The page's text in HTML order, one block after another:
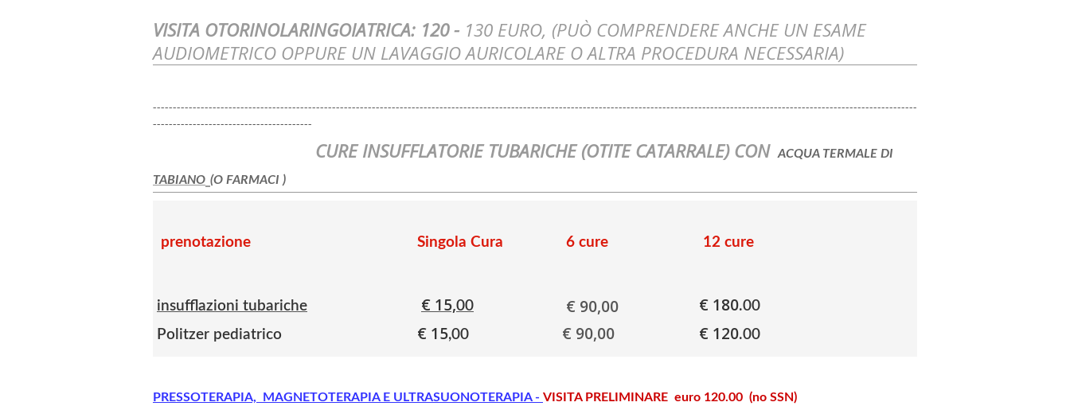
VISITA OTORINOLARINGOIATRICA: 120 - 130 EURO, (PUÒ COMPRENDERE ANCHE UN ESAME
AUDIOMETRICO OPPURE UN LAVAGGIO AURICOLARE O ALTRA PROCEDURA NECESSARIA)
------------------------------------------------------------------------------------------------------------------------------------------------------------------------------------------------
----------------------------------------
CURE INSUFFLATORIE TUBARICHE (OTITE CATARRALE) CON ACQUA TERMALE DI
TABIANO (O FARMACI )
prenotazione Singola Cura 6 cure 12 cure
insufflazioni tubariche
Politzer pediatrico
€ 15,00
€ 15,00
€ 90,00
€ 90,00
€ 180.00
€ 120.00
PRESSOTERAPIA, MAGNETOTERAPIA E ULTRASUONOTERAPIA - VISITA PRELIMINARE euro 120.00 (no SSN)